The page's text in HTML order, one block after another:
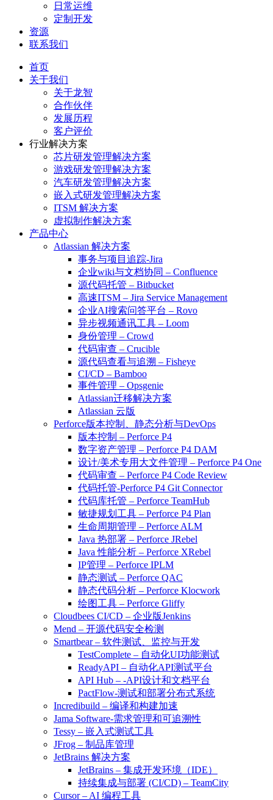
日常运维
定制开发
资源
联系我们
首页
关于我们
关于龙智
合作伙伴
发展历程
客户评价
行业解决方案
芯片研发管理解决方案
游戏研发管理解决方案
汽车研发管理解决方案
嵌入式研发管理解决方案
ITSM 解决方案
虚拟制作解决方案
产品中心
Atlassian 解决方案
事务与项目追踪-Jira
企业wiki与文档协同 – Confluence
源代码托管 – Bitbucket
高速ITSM – Jira Service Management
企业AI搜索问答平台 – Rovo
异步视频通讯工具 – Loom
身份管理 – Crowd
代码审查 – Crucible
源代码查看与追溯 – Fisheye
CI/CD – Bamboo
事件管理 – Opsgenie
Atlassian迁移解决方案
Atlassian 云版
Perforce版本控制、静态分析与DevOps
版本控制 – Perforce P4
数字资产管理 – Perforce P4 DAM
设计/美术专用大文件管理 – Perforce P4 One
代码审查 – Perforce P4 Code Review
代码托管-Perforce P4 Git Connector
代码库托管 – Perforce TeamHub
敏捷规划工具 – Perforce P4 Plan
生命周期管理 – Perforce ALM
Java 热部署 – Perforce JRebel
Java 性能分析 – Perforce XRebel
IP管理 – Perforce IPLM
静态测试 – Perforce QAC
静态代码分析 – Perforce Klocwork
绘图工具 – Perforce Gliffy
Cloudbees CI/CD – 企业版Jenkins
Mend – 开源代码安全检测
Smartbear – 软件测试、监控与开发
TestComplete – 自动化UI功能测试
ReadyAPI – 自动化API测试平台
API Hub – -API设计和文档平台
PactFlow-测试和部署分布式系统
Incredibuild – 编译和构建加速
Jama Software-需求管理和可追溯性
Tessy – 嵌入式测试工具
JFrog – 制品库管理
JetBrains 解决方案
JetBrains – 集成开发环境（IDE）
持续集成与部署 (CI/CD) – TeamCity
Cursor – AI 编程工具